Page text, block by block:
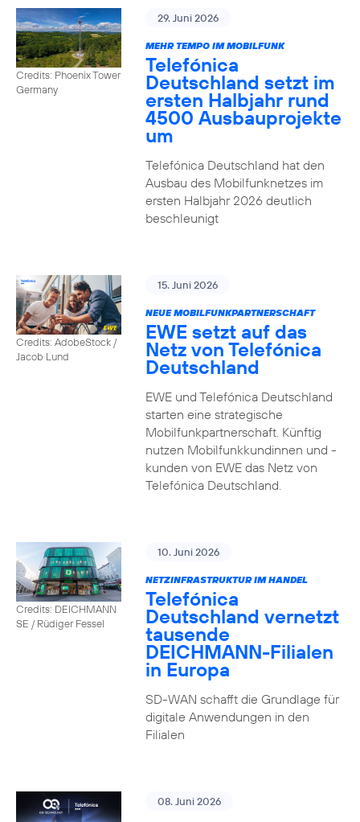
Credits: Phoenix Tower
Germany
29. Juni 2026
MEHR TEMPO IM MOBILFUNK
Telefónica
Deutschland setzt im
ersten Halbjahr rund
4500 Ausbauprojekte
um
Telefónica Deutschland hat den
Ausbau des Mobilfunknetzes im
ersten Halbjahr 2026 deutlich
beschleunigt
Credits: AdobeStock /
Jacob Lund
15. Juni 2026
NEUE MOBILFUNKPARTNERSCHAFT
EWE setzt auf das
Netz von Telefónica
Deutschland
EWE und Telefónica Deutschland
starten eine strategische
Mobilfunkpartnerschaft. Künftig
nutzen Mobilfunkkundinnen und -
kunden von EWE das Netz von
Telefónica Deutschland.
Credits: DEICHMANN
SE / Rüdiger Fessel
10. Juni 2026
NETZINFRASTRUKTUR IM HANDEL
Telefónica
Deutschland vernetzt
tausende
DEICHMANN-Filialen
in Europa
SD-WAN schafft die Grundlage für
digitale Anwendungen in den
Filialen
08. Juni 2026